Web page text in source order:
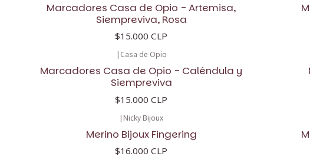
Marcadores Casa de Opio - Artemisa,
Siempreviva, Rosa
$15.000 CLP
| Casa de Opio
Marcadores Casa de Opio - Caléndula y
Siempreviva
$15.000 CLP
| Nicky Bijoux
Merino Bijoux Fingering
$16.000 CLP